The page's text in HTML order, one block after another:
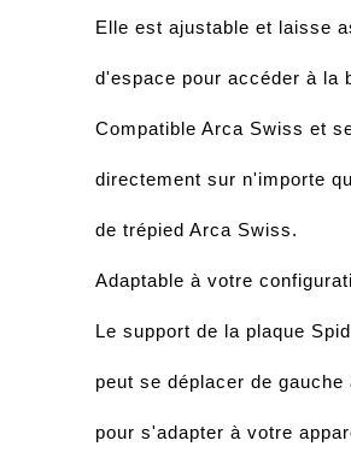
Elle est ajustable et laisse
d'espace pour accéder à la
Compatible Arca Swiss et
directement sur n'importe
de trépied Arca Swiss.
Adaptable à votre
Le support de la plaque
peut se déplacer de gauche
pour s'adapter à votre